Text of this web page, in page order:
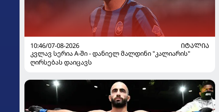
10:46/07-08-2026
ᲘᲢᲐᲚᲘᲐ
კვლავ სერია A-ში - დანიელ მალდინი "კალიარის"
ღირსებას დაიცავს